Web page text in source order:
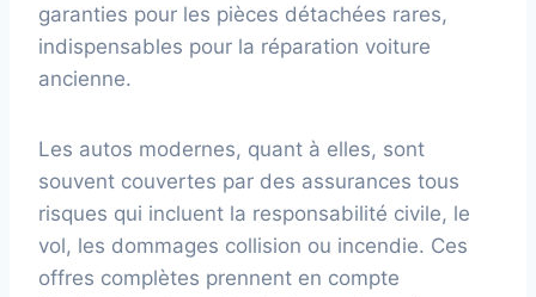
garanties pour les pièces détachées rares,
indispensables pour la réparation voiture
ancienne.
Les autos modernes, quant à elles, sont
souvent couvertes par des assurances tous
risques qui incluent la responsabilité civile, le
vol, les dommages collision ou incendie. Ces
offres complètes prennent en compte